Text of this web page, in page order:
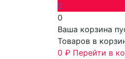
0
Ваша корзина
Товаров в
0 ₽ Перейти в